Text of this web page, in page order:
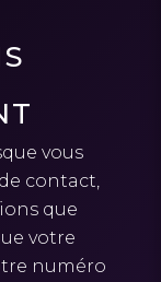
vous
contact,
que
votre
numéro